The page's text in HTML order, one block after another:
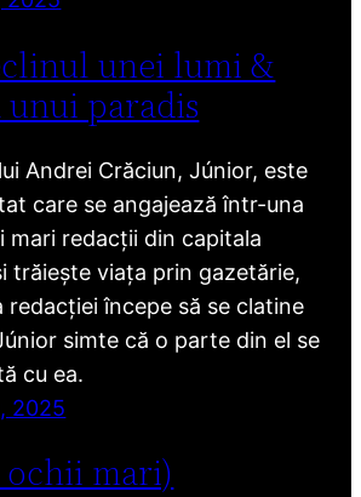
unei lumi &
paradis
Andrei Crăciun, Júnior, este
care se angajează într-una
mari redacții din capitala
trăiește viața prin gazetărie,
redacției începe să se clatine
simte că o parte din el se
cu ea.
2025
ochii mari)